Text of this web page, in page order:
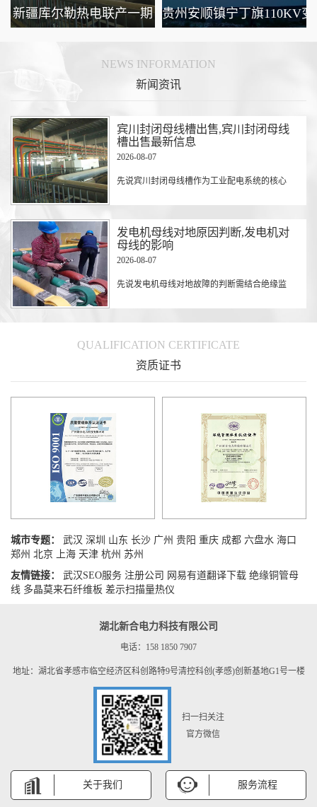
新疆库尔勒热电联产一期 贵州安顺镇宁丁旗110KV
NEWS INFORMATION
新闻资讯
宾川封闭母线槽出售,宾川封闭母线
槽出售最新信息
2026-08-07
先说宾川封闭母线槽作为工业配电系统的核心
发电机母线对地原因判断,发电机对
母线的影响
2026-08-07
先说发电机母线对地故障的判断需结合绝缘监
QUALIFICATION CERTIFICATE
资质证书
城市专题： 武汉 深圳 山东 长沙 广州 贵阳 重庆 成都 六盘水 海口
郑州 北京 上海 天津 杭州 苏州
友情链接：
武汉SEO服务 注册公司 网易有道翻译下载 绝缘铜管母
线 多晶莫来石纤维板 差示扫描量热仪
湖北新合电力科技有限公司
电话：158 1850 7907
地址：湖北省孝感市临空经济区科创路特9号清控科创(孝感)创新基地G1号一楼
扫一扫关注
官方微信
关于我们 服务流程